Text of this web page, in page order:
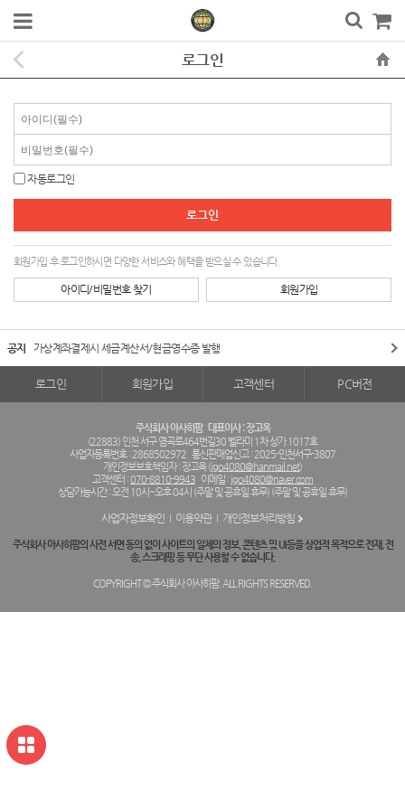
로그인
자동로그인
회원가입 후 로그인하시면 다양한 서비스와 혜택을 받으실 수 있습니다.
아이디/비밀번호 찾기 회원가입
공지 가상계좌결제시 세금계산서/현금영수증 발행
로그인 회원가입 고객센터 PC버전
주식회사 아사히팜 대표이사 : 장고옥
(22883) 인천 서구 염곡로464번길30 벨라미 1차 상가 1017호
사업자등록번호 : 2868502972 통신판매업신고 : 2025-인천서구-3807
개인정보보호책임자 : 장고옥 (jgo4080@hanmail.net)
고객센터 :070-8810-9943 이메일 : jgo4080@naver.com
상담가능시간 : 오전 10시~오후 04시 (주말 및 공휴일 휴무) (주말 및 공휴일 휴무)
사업자정보확인 이용약관 개인정보처리방침
주식회사 아사히팜의 사전 서면 동의 없이 사이트의 일체의 정보, 콘텐츠 및 UI등을 상업적 목적으로 전재, 전
송, 스크래핑 등 무단 사용할 수 없습니다.
COPYRIGHT © 주식회사 아사히팜. ALL RIGHTS RESERVED.